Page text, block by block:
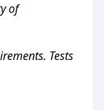
of
Tests